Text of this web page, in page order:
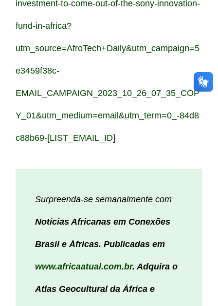
investment-to-come-out-of-the-sony-innovation-
fund-in-africa?
utm_source=AfroTech+Daily&utm_campaign=5
e3459f38c-
EMAIL_CAMPAIGN_2023_10_26_07_35_COP
Y_01&utm_medium=email&utm_term=0_-84d8
c88b69-[LIST_EMAIL_ID]
Surpreenda-se semanalmente com
Notícias Africanas em Conexões
Brasil e Áfricas. Publicadas em
www.africaatual.com.br. Adquira o
Atlas Geocultural da África e